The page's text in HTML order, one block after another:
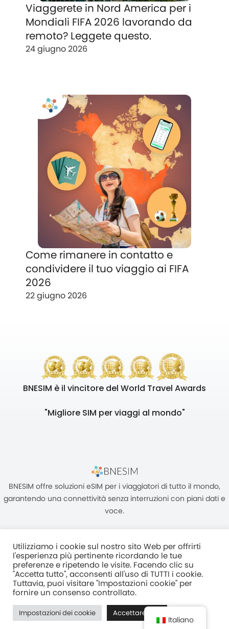
Viaggerete in Nord America per i
Mondiali FIFA 2026 lavorando da
remoto? Leggete questo.
24 giugno 2026
Come rimanere in contatto e
condividere il tuo viaggio ai FIFA
2026
22 giugno 2026
BNESIM è il vincitore del World Travel Awards
"Migliore SIM per viaggi al mondo"
BNESIM offre soluzioni eSIM per i viaggiatori di tutto il mondo,
garantendo una connettività senza interruzioni con piani dati e
voce.
Unità C, 8/F, King Palace Plaza, NO:55 King Yip Street, Kwun Tong,
Kowloon, HONG KONG
2017–2025 BNESIM LIMITED Tutti i diritti riservati
Normativa Sulla Privacy Termini e condizioni Fair Use Policy
Utilizziamo i cookie sul nostro sito Web per offrirti
l'esperienza più pertinente ricordando le tue
preferenze e ripetendo le visite. Facendo clic su
"Accetta tutto", acconsenti all'uso di TUTTI i cookie.
Tuttavia, puoi visitare "Impostazioni cookie" per
fornire un consenso controllato.
Impostazioni dei cookie Accettare tutti
Italiano